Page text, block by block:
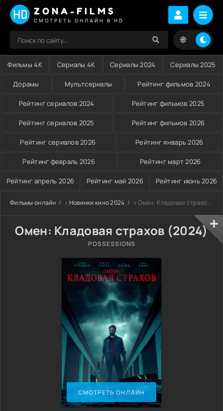
ZONA-FILMS
СМОТРЕТЬ ОНЛАЙН В HD
Фильмы 4K Сериалы 4K Сериалы 2024 Сериалы 2025
Дорамы Мультсериалы Рейтинг фильмов 2024
Рейтинг сериалов 2024 Рейтинг фильмов 2025
Рейтинг сериалов 2025 Рейтинг фильмов 2026
Рейтинг сериалов 2026 Рейтинг январь 2026
Рейтинг февраль 2026 Рейтинг март 2026
Рейтинг апрель 2026 Рейтинг май 2026 Рейтинг июнь 2026
Фильмы онлайн » Новинки кино 2024 » Омен: Кладовая страхов (2024)
Омен: Кладовая страхов (2024)
POSSESSIONS
СМОТРЕТЬ ОНЛАЙН